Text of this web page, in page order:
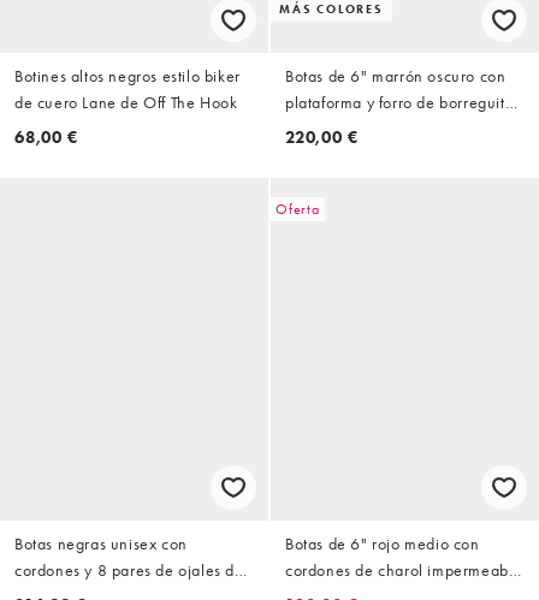
Botines altos negros estilo biker
de cuero Lane de Off The Hook
68,00 €
MÁS COLORES
Botas de 6" marrón oscuro con
plataforma y forro de borreguito
de cuero Stone Street de
220,00 €
Botas negras unisex con
cordones y 8 pares de ojales de
Oferta
Botas de 6" rojo medio con
cordones de charol impermeable